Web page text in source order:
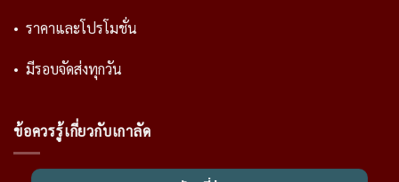
• ราคาและโปรโมชั่น
• มีรอบจัดส่งทุกวัน
ข้อควรรู้เกี่ยวกับเกาลัด